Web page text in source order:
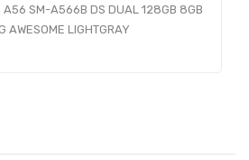
A56 SM-A566B DS DUAL 128GB 8GB
AWESOME LIGHTGRAY